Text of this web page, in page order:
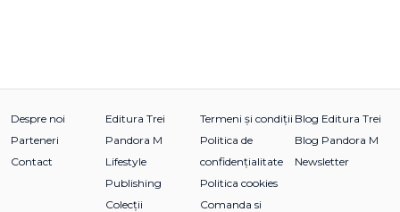
Despre noi
Parteneri
Contact
Editura Trei
Pandora M
Lifestyle
Publishing
Colecții
Termeni și condiții
Politica de
confidențialitate
Politica cookies
Comanda si
Blog Editura Trei
Blog Pandora M
Newsletter